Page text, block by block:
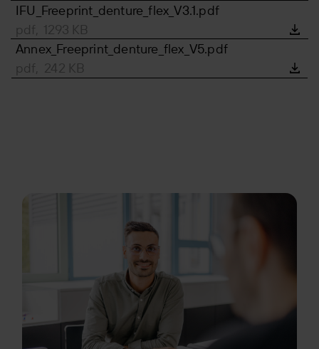
IFU_Freeprint_denture_flex_V3.1.pdf
pdf, 1293 KB
Annex_Freeprint_denture_flex_V5.pdf
pdf, 242 KB